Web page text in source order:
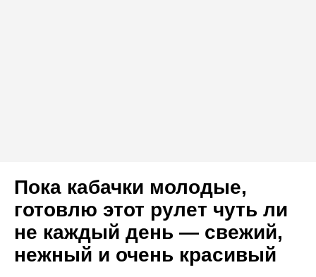
Пока кабачки молодые,
готовлю этот рулет чуть ли
не каждый день — свежий,
нежный и очень красивый